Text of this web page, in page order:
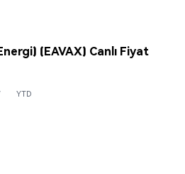
(EAVAX) Canlı Fiyat
YTD